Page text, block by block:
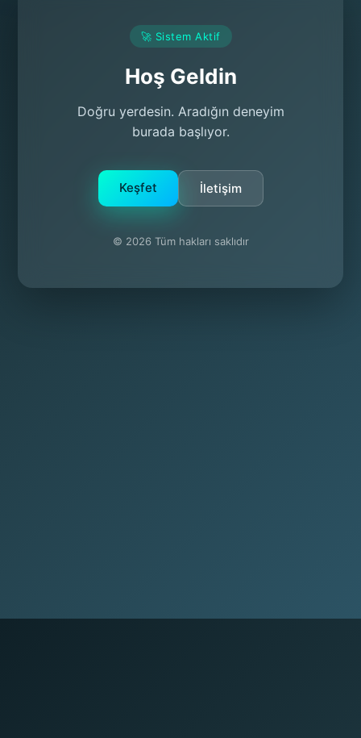
🚀 Sistem Aktif
Hoş Geldin
Doğru yerdesin. Aradığın deneyim
burada başlıyor.
Keşfet İletişim
© 2026 Tüm hakları saklıdır